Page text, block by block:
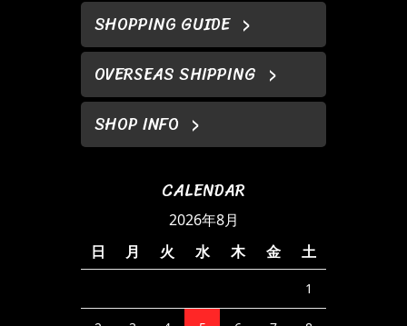
SHOPPING GUIDE
OVERSEAS SHIPPING
SHOP INFO
CALENDAR
2026年8月
日
月 火 水 木 金 土
1